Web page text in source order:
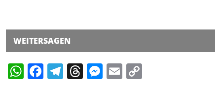
WEITERSAGEN
WhatsApp
Facebook
Telegram
Threads
Messenger
Email